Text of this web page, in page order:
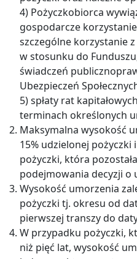
4) Pożyczkobiorca
gospodarcze
szczególne korzystanie
w stosunku do
świadczeń
Ubezpieczeń
5) spłaty rat
terminach określonych
Maksymalna wysokość
15% udzielonej pożyczki
pożyczki, która
podejmowania decyzji o
Wysokość umorzenia
pożyczki tj. okresu od
pierwszej transzy do
W przypadku pożyczki,
niż pięć lat, wysokość